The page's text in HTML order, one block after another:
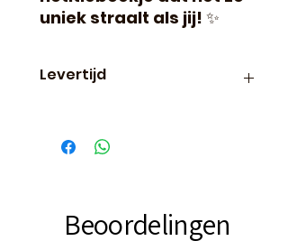
uniek straalt als jij! ✨
Levertijd
vaak de volgende dag al in
huis!
Beoordelingen